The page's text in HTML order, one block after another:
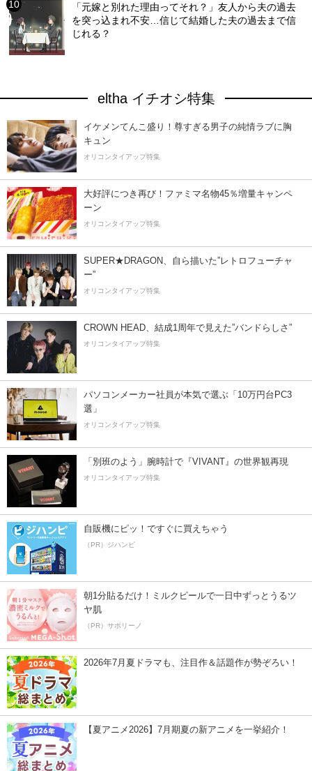
「元嫁と別れた理由ってそれ？」友人から夫の過去
を突っ込まれ不安…信じて結婚した夫の過去まで信
じれる？
eltha イチオシ特集
イケメンてんこ盛り！尊すぎる男子の純情ラブに胸
キュン
オリコンタイアップ特集
大好評につき再び！ファミマ名物45％増量キャンペ
ーン
オリコンタイアップ特集
SUPER★DRAGON、自ら描いた”レトロフューチャ
ー”
オリコンタイアップ特集
CROWN HEAD、結成1周年で見えた”バンドらしさ”
オリコンタイアップ特集
パソコンメーカー社員が本気で選ぶ「10万円台PC3
選」
オリコンタイアップ特集
「別班のよう」腕時計で『VIVANT』の世界観再現
オリコンタイアップ特集
自販機にピッ！ですぐに買えちゃう
（PR）ジハンピ
朝1分貼るだけ！ミルクピールで一日中ずっとうるツ
ヤ肌
（PR）サボリーノ
2026年7月夏ドラマも、注目作＆話題作が勢ぞろい！
【夏アニメ2026】7月期夏の新アニメを一挙紹介！